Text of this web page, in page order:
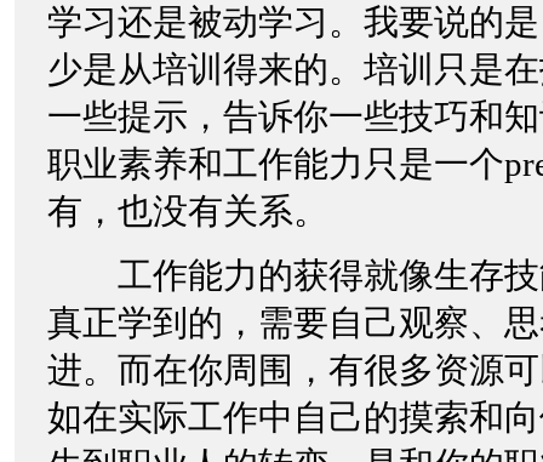
学习还是被动学习。我要说的
少是从培训得来的。培训只是
一些提示，告诉你一些技巧和
职业素养和工作能力只是一个
有，也没有关系。
工作能力的获得就像生存技
真正学到的，需要自己观察、
进。而在你周围，有很多资源
如在实际工作中自己的摸索和